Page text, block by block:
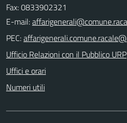
Fax: 0833902321
E-mail:
PEC:
Ufficio Relazioni con il Pubblico URP
Uffici e orari
Numeri utili